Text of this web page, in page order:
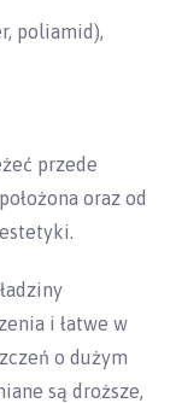
poliamid),
przede
oraz od
i łatwe w
o dużym
są droższe,